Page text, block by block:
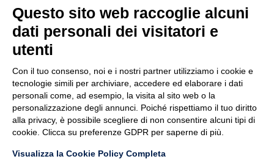
CHI SIAMO
Questo sito web raccoglie alcuni
dati personali dei visitatori e
utenti
Con il tuo consenso, noi e i nostri partner utilizziamo i cookie e
tecnologie simili per archiviare, accedere ed elaborare i dati
personali come, ad esempio, la visita al sito web o la
personalizzazione degli annunci. Poiché rispettiamo il tuo diritto
alla privacy, è possibile scegliere di non consentire alcuni tipi di
cookie. Clicca su preferenze GDPR per saperne di più.
Visualizza la Cookie Policy Completa